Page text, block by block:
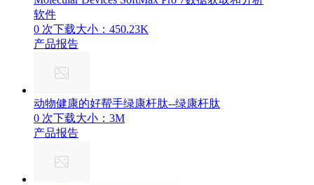
软件
0 次下载大小：450.23K
产品报告
动物健康的好帮手绿康杆肽--绿康杆肽
0 次下载大小：3M
产品报告